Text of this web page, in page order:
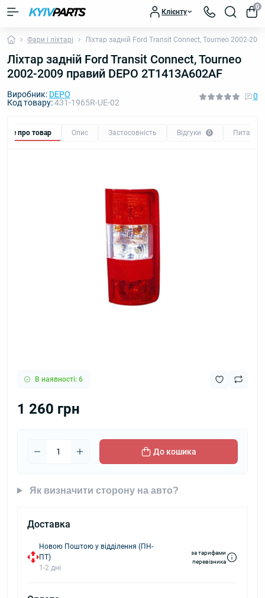
Клієнту
0
Фари і ліхтарі Ліхтар задній Ford Transit Connect, Tourneo 2002-
Ліхтар задній Ford Transit Connect, Tourneo
2002-2009 правий DEPO 2T1413A602AF
Виробник: DEPO
Код товару:431-1965R-UE-02
0
Все про товар Опис Застосовність Відгуки 0 Питання
В наявності: 6
1 260 грн
До кошика
Як визначити сторону на авто?
Доставка
Новою Поштою у відділення (ПН-
ПТ)
1-2 дні
за тарифами
перевізника